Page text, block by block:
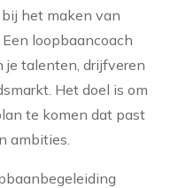
het maken van
loopbaancoach
je talenten, drijfveren
Het doel is om
te komen dat past
ambities.